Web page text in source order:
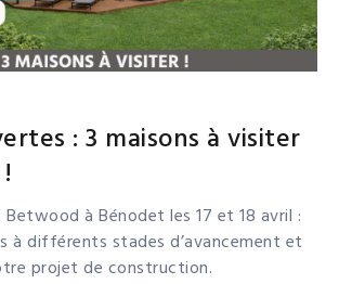
: 3 maisons à visiter
à Bénodet les 17 et 18 avril :
à différents stades d’avancement et
projet de construction.